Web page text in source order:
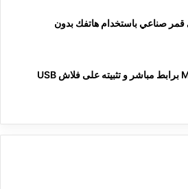
قمر صناعي باستخدام هاتفك بدون
تحميل نسخة MacOS Sierra برابط مباشر و تثبيته على فلاش USB